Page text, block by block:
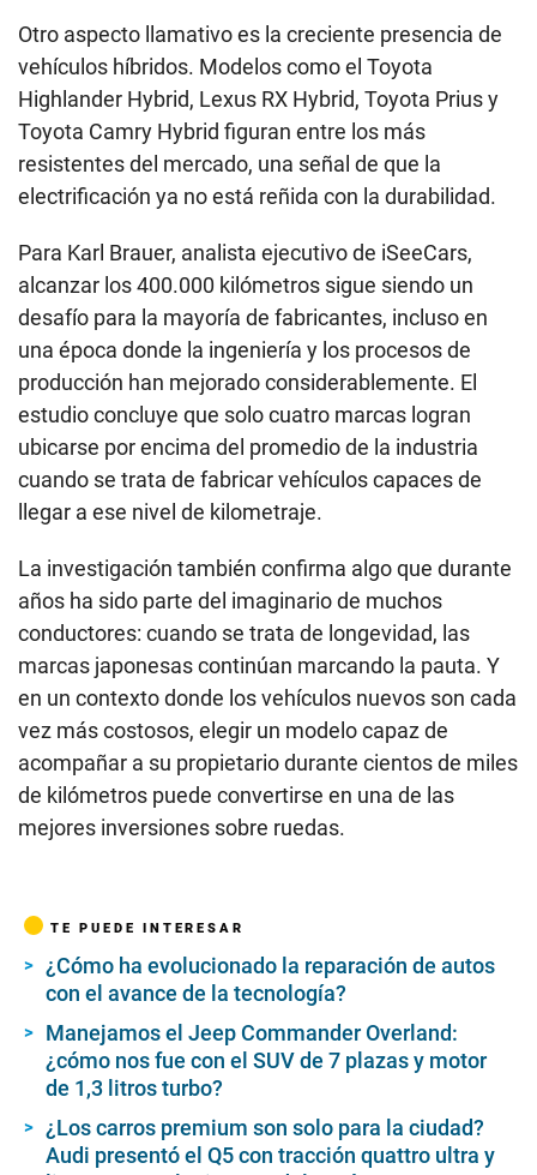
Otro aspecto llamativo es la creciente presencia de
vehículos híbridos. Modelos como el Toyota
Highlander Hybrid, Lexus RX Hybrid, Toyota Prius y
Toyota Camry Hybrid figuran entre los más
resistentes del mercado, una señal de que la
electrificación ya no está reñida con la durabilidad.
Para Karl Brauer, analista ejecutivo de iSeeCars,
alcanzar los 400.000 kilómetros sigue siendo un
desafío para la mayoría de fabricantes, incluso en
una época donde la ingeniería y los procesos de
producción han mejorado considerablemente. El
estudio concluye que solo cuatro marcas logran
ubicarse por encima del promedio de la industria
cuando se trata de fabricar vehículos capaces de
llegar a ese nivel de kilometraje.
La investigación también confirma algo que durante
años ha sido parte del imaginario de muchos
conductores: cuando se trata de longevidad, las
marcas japonesas continúan marcando la pauta. Y
en un contexto donde los vehículos nuevos son cada
vez más costosos, elegir un modelo capaz de
acompañar a su propietario durante cientos de miles
de kilómetros puede convertirse en una de las
mejores inversiones sobre ruedas.
TE PUEDE INTERESAR
¿Cómo ha evolucionado la reparación de autos
con el avance de la tecnología?
Manejamos el Jeep Commander Overland:
¿cómo nos fue con el SUV de 7 plazas y motor
de 1,3 litros turbo?
¿Los carros premium son solo para la ciudad?
Audi presentó el Q5 con tracción quattro ultra y